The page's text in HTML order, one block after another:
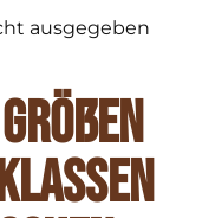
ausgegeben